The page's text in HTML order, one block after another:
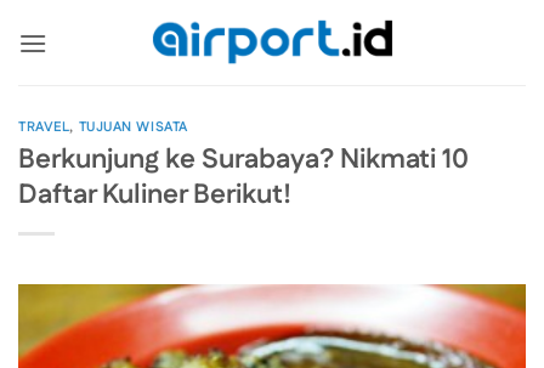
TRAVEL, TUJUAN WISATA
Berkunjung ke Surabaya? Nikmati 10
Daftar Kuliner Berikut!